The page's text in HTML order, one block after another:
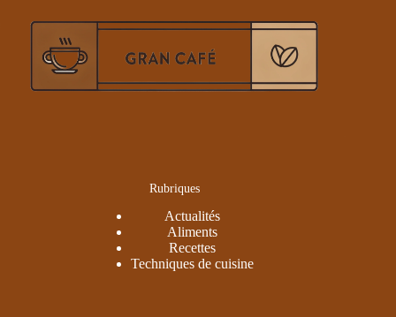
Rubriques
Actualités
Aliments
Recettes
Techniques de cuisine